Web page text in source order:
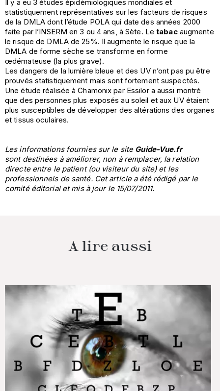
Il y a eu 3 études épidémiologiques mondiales et
statistiquement représentatives sur les facteurs de risques
de la DMLA dont l’étude POLA qui date des années 2000
faite par l’INSERM en 3 ou 4 ans, à Sète. Letabac augmente
le risque de DMLA de 25%. Il augmente le risque que la
DMLA de forme sèche se transforme en forme
œdémateuse (la plus grave).
Les dangers de la lumière bleue et des UV n’ont pas pu être
prouvés statistiquement mais sont fortement suspectés.
Une étude réalisée à Chamonix par Essilor a aussi montré
que des personnes plus exposés au soleil et aux UV étaient
plus susceptibles de développer des altérations des organes
et tissus oculaires.
Les informations fournies sur le site Guide-Vue.fr
sont destinées à améliorer, non à remplacer, la relation
directe entre le patient (ou visiteur du site) et les
professionnels de santé. Cet article a été rédigé par le
comité éditorial et mis à jour le 15/07/2011.
A lire aussi